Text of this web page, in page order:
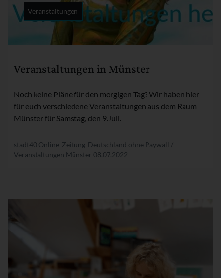
Veranstaltungen in Münster
Noch keine Pläne für den morgigen Tag? Wir haben hier
für euch verschiedene Veranstaltungen aus dem Raum
Münster für Samstag, den 9.Juli.
Veranstaltungen
stadt40 Online-Zeitung-Deutschland ohne Paywall /
Veranstaltungen Münster 08.07.2022